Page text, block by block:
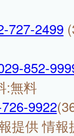
727-2499
852-
:無料
9922
提供 情報